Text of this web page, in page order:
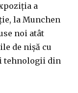
a
la Munchen
noi atât
de nișă cu
tehnologii din